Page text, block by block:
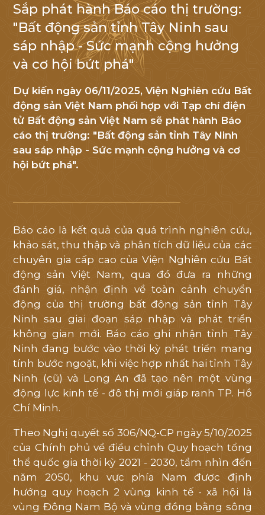
Sắp phát hành Báo cáo thị trường:
"Bất động sản tỉnh Tây Ninh sau
sáp nhập - Sức mạnh cộng hưởng
và cơ hội bứt phá"
Dự kiến ngày 06/11/2025, Viện Nghiên cứu Bất
động sản Việt Nam phối hợp với Tạp chí điện
tử Bất động sản Việt Nam sẽ phát hành Báo
cáo thị trường: "Bất động sản tỉnh Tây Ninh
sau sáp nhập - Sức mạnh cộng hưởng và cơ
hội bứt phá".
Báo cáo là kết quả của quá trình nghiên cứu,
khảo sát, thu thập và phân tích dữ liệu của các
chuyên gia cấp cao của Viện Nghiên cứu Bất
động sản Việt Nam, qua đó đưa ra những
đánh giá, nhận định về toàn cảnh chuyển
động của thị trường bất động sản tỉnh Tây
Ninh sau giai đoạn sáp nhập và phát triển
không gian mới. Báo cáo ghi nhận tỉnh Tây
Ninh đang bước vào thời kỳ phát triển mang
tính bước ngoặt, khi việc hợp nhất hai tỉnh Tây
Ninh (cũ) và Long An đã tạo nên một vùng
động lực kinh tế - đô thị mới giáp ranh TP. Hồ
Chí Minh.
Theo Nghị quyết số 306/NQ-CP ngày 5/10/2025
của Chính phủ về điều chỉnh Quy hoạch tổng
thể quốc gia thời kỳ 2021 - 2030, tầm nhìn đến
năm 2050, khu vực phía Nam được định
hướng quy hoạch 2 vùng kinh tế - xã hội là
vùng Đông Nam Bộ và vùng đồng bằng sông
NHẬN TIN
Cảm
ơn
khách
hàng
đã
quan
tâm
Mỹ
Việt.
Quý
khách
hàng
vui
lòng
để
lại
thông
tin
hệ
để
chúng
tôi
hỗ